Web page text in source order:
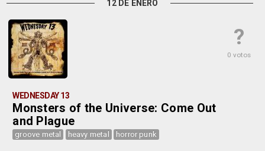
12 DE ENERO
?
0 votos
WEDNESDAY 13
Monsters of the Universe: Come Out
and Plague
groove metal heavy metal horror punk